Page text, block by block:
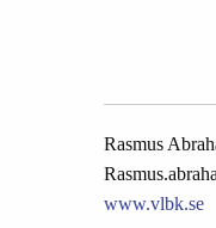
Rasmus
www.vlbk.se